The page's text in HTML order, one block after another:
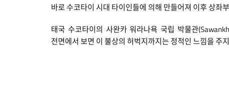
바로 수코타이 시대 타이인들에 의해 만들어져 이후 상좌
태국 수코타이의 사완카 워라나욕 국립 박물관
전면에서 보면 이 불상의 허벅지까지는 정적인 느낌을 주